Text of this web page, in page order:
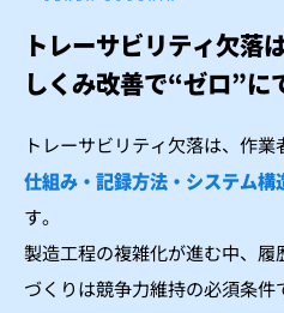
トレーサビリティ欠落は
しくみ改善で“ゼロ”に
トレーサビリティ欠落は、作業
仕組み・記録方法・システム構
す。
製造工程の複雑化が進む中、
づくりは競争力維持の必須条件